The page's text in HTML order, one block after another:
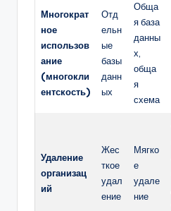
Многократ
ное
использов
ание
(многокли
ентскость)
Отд
ельн
ые
базы
данн
ых
Обща
я база
данны
х,
обща
я
схема
Удаление
организац
ий
Жес
ткое
удал
ение
Мягко
е
удале
ние